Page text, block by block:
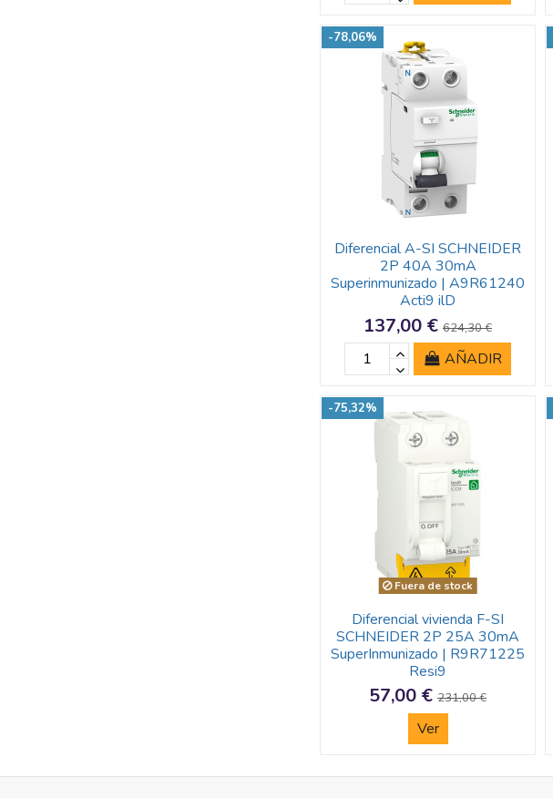
-78,06%
Diferencial A-SI SCHNEIDER
2P 40A 30mA
Superinmunizado | A9R61240
Acti9 ilD
137,00 € 624,30 €
AÑADIR
-75,32%
Fuera de stock
Diferencial vivienda F-SI
SCHNEIDER 2P 25A 30mA
SuperInmunizado | R9R71225
Resi9
57,00 € 231,00 €
Ver